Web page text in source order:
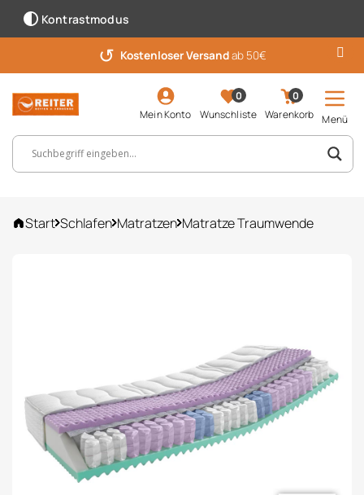
Kontrastmodus
↺ Kostenloser Versandab 50€
Mein Konto
0
Wunschliste
0
Warenkorb
Menü
Suchbegriff, Artikelnummer ...
Start Schlafen Matratzen Matratze Traumwende